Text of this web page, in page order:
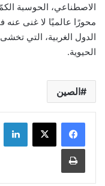
الاصطناعي، الحوسبة
محورًا عالميًا لا غنى عنه
الدول الغربية، التي
الحيوية.
الصين
طباعة